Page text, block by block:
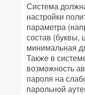
Система
настройки
параметра
состав
минимальная
Также в
возможность
пароля на
парольной